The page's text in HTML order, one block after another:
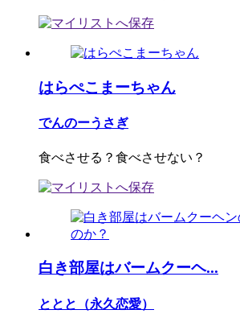
はらぺこまーちゃん
でんのーうさぎ
食べさせる？食べさせない？
白き部屋はバームクーヘ...
ととと（永久恋愛）